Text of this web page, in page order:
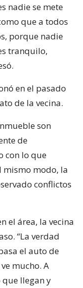
nadie se mete
que a todos
porque nadie
tranquilo,
en el pasado
de la vecina.
son
de
con lo que
mismo modo, la
conflictos
el área, la vecina
“La verdad
el auto de
mucho. A
que llegan y